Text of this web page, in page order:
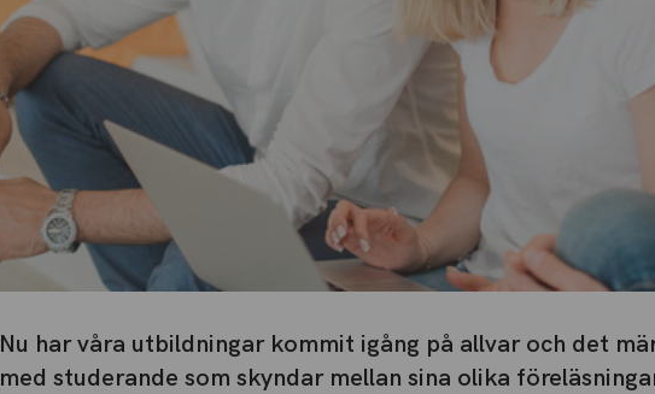
Nu har våra utbildningar kommit igång på allvar och det
med studerande som skyndar mellan sina olika